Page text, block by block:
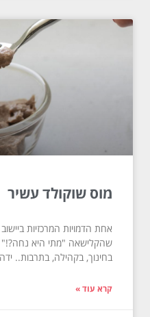
מוס שוקולד עשיר
אחת הדמויות המרכזיות
שהקלישאה "מתי היא נחה?!"
בחינוך, בקהילה, בתרבות..
קרא עוד »